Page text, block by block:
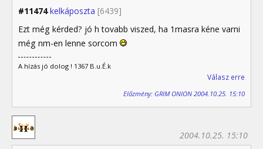
#11474 kelkáposzta [6439]
Ezt még kérded? jó h tovabb viszed, ha 1masra kéne varni
még nm-en lenne sorcom
A hízás jó dolog ! 1367 B.u.É.k
Válasz erre
Előzmény: GRIM ONION 2004.10.25. 15:10
2004.10.25. 15:10